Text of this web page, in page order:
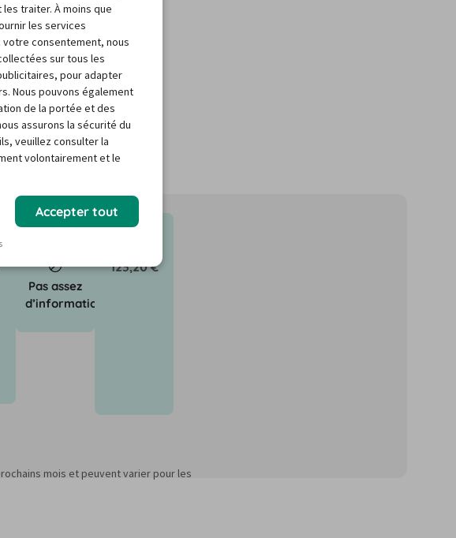
?
tels
baromètre
offre pour
Pas assez
d’informations
123,20 €
mois et peuvent varier pour les
traiter. À moins que
les services
consentement, nous
sur tous les
pour adapter
Nous pouvons également
de la portée et des
assurons la sécurité du
veuillez consulter la
volontairement et le
Accepter tout